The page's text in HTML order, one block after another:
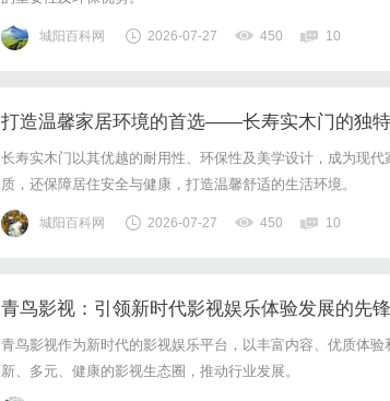
城阳百科网 2026-07-27 450 10
打造温馨家居环境的首选——长寿实木门的独
长寿实木门以其优越的耐用性、环保性及美学设计，成为现
质，还保障居住安全与健康，打造温馨舒适的生活环境。
城阳百科网 2026-07-27 450 10
青鸟影视：引领新时代影视娱乐体验发展的先
青鸟影视作为新时代的影视娱乐平台，以丰富内容、优质体
新、多元、健康的影视生态圈，推动行业发展。